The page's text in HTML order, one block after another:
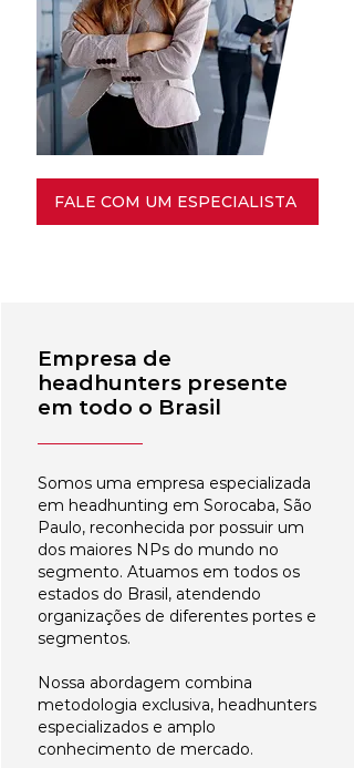
FALE COM UM ESPECIALISTA
Empresa de
headhunters presente
em todo o Brasil
Somos uma empresa especializada
em headhunting em Sorocaba, São
Paulo, reconhecida por possuir um
dos maiores NPs do mundo no
segmento. Atuamos em todos os
estados do Brasil, atendendo
organizações de diferentes portes e
segmentos.
Nossa abordagem combina
metodologia exclusiva, headhunters
especializados e amplo
conhecimento de mercado.